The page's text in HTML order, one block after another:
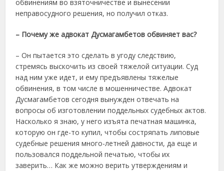
обвинениям во взяточничестве и вынесении
неправосудного решения, но получил отказ.
– Почему же адвокат Дусмагамбетов обвиняет вас?
– Он пытается это сделать в угоду следствию,
стремясь выскочить из своей тяжелой ситуации. Суд
над ним уже идет, и ему предъявлены тяжелые
обвинения, в том числе в мошенничестве. Адвокат
Дусмагамбетов сегодня вынужден отвечать на
вопросы об изготовлении поддельных судебных актов.
Насколько я знаю, у него изъята печатная машинка,
которую он где-то купил, чтобы состряпать липовые
судебные решения много-летней давности, да еще и
пользовался поддельной печатью, чтобы их
заверить… Как же можно верить утверждениям и